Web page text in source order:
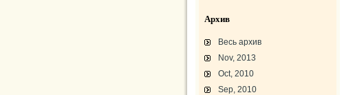
Архив
Весь архив
Nov, 2013
Oct, 2010
Sep, 2010